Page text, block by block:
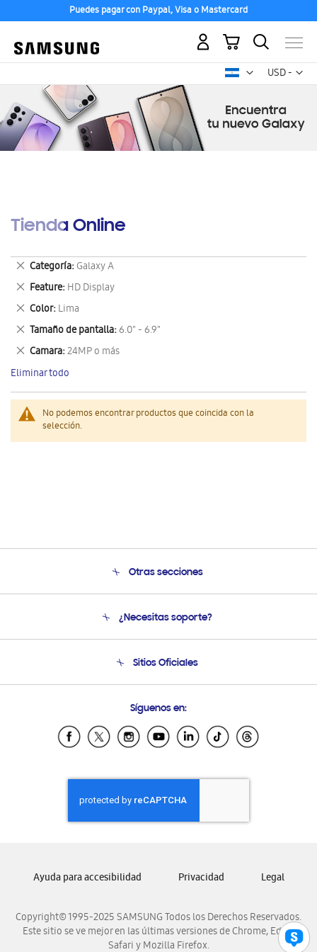
Puedes pagar con Paypal, Visa o Mastercard
USD -
dólar
Mi carrito
Tienda Online
No podemos encontrar productos que coincida con la
selección.
Categoría Galaxy A
Eliminar
este
artículo
Feature HD Display
Eliminar
este
artículo
Color Lima
Eliminar
este
artículo
Tamaño de pantalla 6.0" - 6.9"
Eliminar
este
artículo
Camara 24MP o más
Eliminar
este
artículo
Eliminar todo
Otras secciones
Soporte
¿Necesitas soporte?
Soporte vía eMail
Sitios Oficiales
Samsung Ecuador
Samsung El Salvador
Samsung Honduras
Samsung Nicaragua
Samsung Panamá
Samsung Venezuela
Síguenos en:
Copyright© 1995-2025 SAMSUNG Todos los Derechos Reservados.
Este sitio se ve mejor en las últimas versiones de Chrome, Edge,
Safari y Mozilla Firefox.
Ayuda para accesibilidad Privacidad Legal